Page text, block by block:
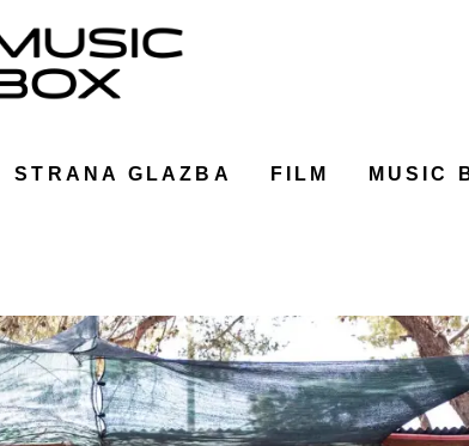
STRANA GLAZBA FILM MUSIC